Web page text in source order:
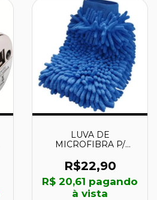
LUVA DE
MICROFIBRA P/
42334001 -
TRAMONTINA
R$22,90
R$ 20,61 pagando
à vista